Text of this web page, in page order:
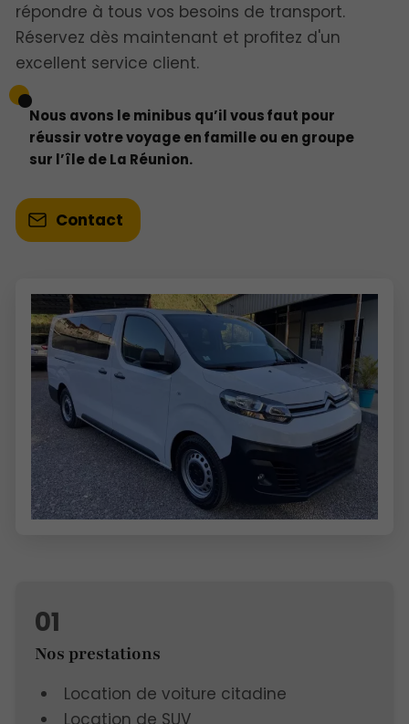
répondre à tous vos besoins de transport.
Réservez dès maintenant et profitez d'un
excellent service client.
Nous avons le minibus qu’il vous faut pour
réussir votre voyage en famille ou en groupe
sur l’île de La Réunion.
Contact
Nos prestations
Location de voiture citadine
Location de SUV